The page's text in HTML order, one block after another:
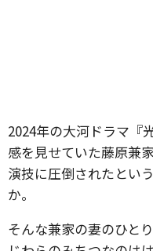
2024年の大河ドラマ『
感を見せていた藤原兼
演技に圧倒されたとい
か。
そんな兼家の妻のひと